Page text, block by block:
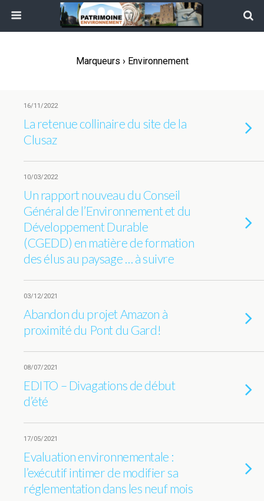
Marqueurs › Environnement
16/11/2022
La retenue collinaire du site de la
Clusaz
10/03/2022
Un rapport nouveau du Conseil
Général de l’Environnement et du
Développement Durable
(CGEDD) en matière de formation
des élus au paysage … à suivre
03/12/2021
Abandon du projet Amazon à
proximité du Pont du Gard!
08/07/2021
EDITO – Divagations de début
d’été
17/05/2021
Evaluation environnementale :
l’exécutif intimer de modifier sa
réglementation dans les neuf mois